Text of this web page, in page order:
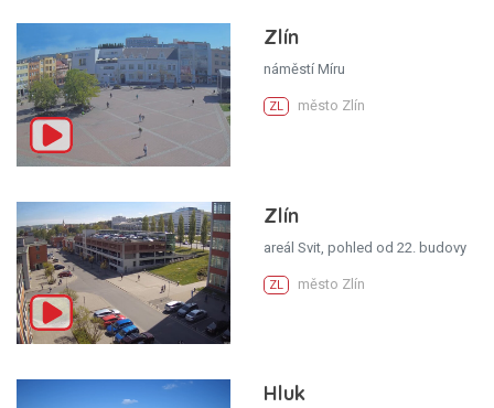
Zlín
náměstí Míru
ZL město Zlín
Zlín
areál Svit, pohled od 22. budovy
ZL město Zlín
Hluk